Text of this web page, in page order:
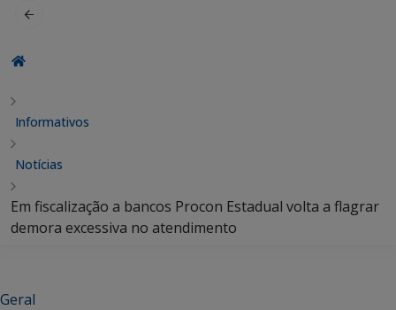
Informativos
Notícias
Em fiscalização a bancos Procon Estadual volta a flagrar
demora excessiva no atendimento
Geral